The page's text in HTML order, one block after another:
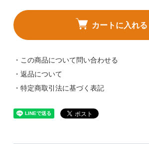
カートに入れる
・この商品について問い合わせる
・返品について
・特定商取引法に基づく表記